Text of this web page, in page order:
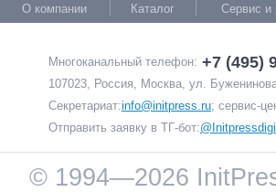
О компании Каталог Сервис и
Многоканальный телефон: +7 (495)
107023, Россия, Москва, ул.
Секретариат:info@initpress.ru; сервис-
Отправить заявку в ТГ-бот:
© 1994—2026